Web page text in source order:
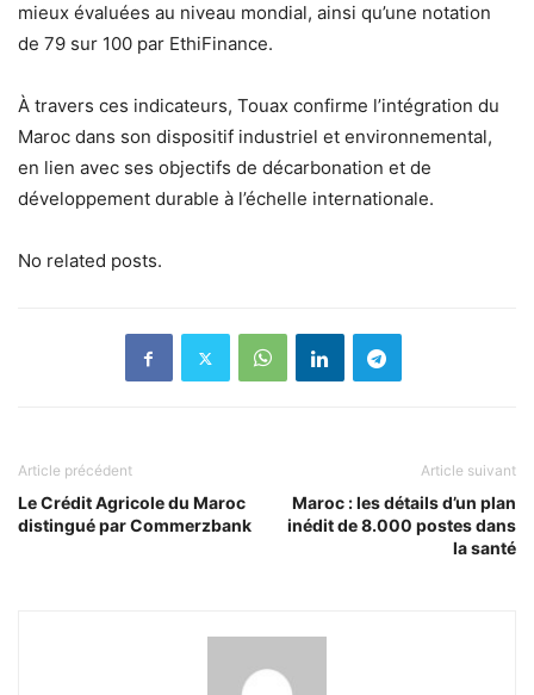
mieux évaluées au niveau mondial, ainsi qu’une notation
de 79 sur 100 par EthiFinance.
À travers ces indicateurs, Touax confirme l’intégration du
Maroc dans son dispositif industriel et environnemental,
en lien avec ses objectifs de décarbonation et de
développement durable à l’échelle internationale.
No related posts.
Article précédent
Le Crédit Agricole du Maroc
distingué par Commerzbank
Article suivant
Maroc : les détails d’un plan
inédit de 8.000 postes dans
la santé